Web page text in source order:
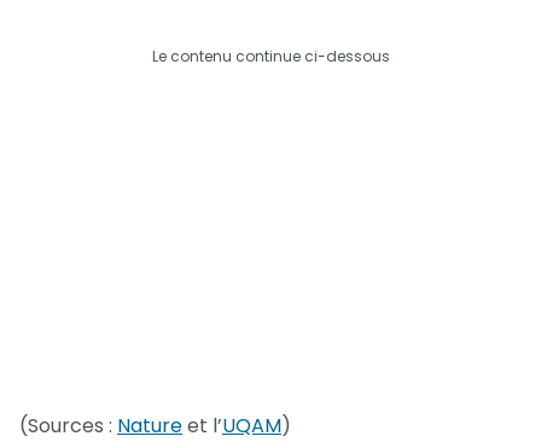
Le contenu continue ci-dessous
(Sources : Natureet l’UQAM)